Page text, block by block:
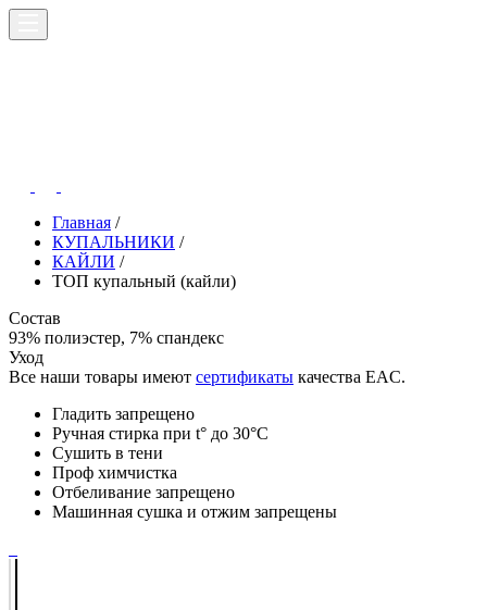
Главная /
КУПАЛЬНИКИ /
КАЙЛИ /
ТОП купальный (кайли)
Состав
93% полиэстер, 7% спандекс
Уход
Все наши товары имеют сертификаты качества EAC.
Гладить запрещено
Ручная стирка при t° до 30°C
Сушить в тени
Проф химчистка
Отбеливание запрещено
Машинная сушка и отжим запрещены